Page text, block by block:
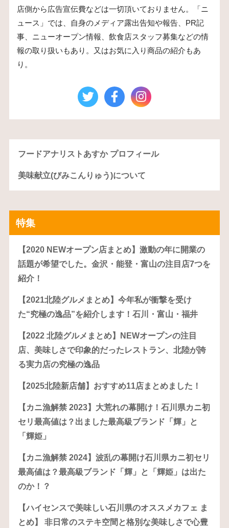
店側から広告宣伝費などは一切頂いておりません。「ニ
ュース」では、自身のメディア露出告知や報告、PR記
事、ニューオープン情報、飲食店スタッフ募集などの情
報の取り扱いもあり。又はお気に入り商品の紹介もあ
り。
フードアナリストあすか プロフィール
美味献立(びみこんりゅう)について
特集
【2020 NEWオープン店まとめ】激動の年に開業の
話題が希望でした。金沢・能登・富山の注目店7つを
紹介！
【2021北陸グルメまとめ】今年私が衝撃を受け
た“究極の逸品”を紹介します！石川・富山・福井
【2022 北陸グルメまとめ】NEWオープンの注目
店、美味しさで印象的だったレストラン、北陸が誇
る実力店の究極の逸品
【2025北陸新店舗】おすすめ11店まとめました！
【カニ漁解禁 2023】大荒れの幕開け！石川県カニ初
セリ最高値は？出ました最高級ブランド「輝」と
「輝姫」
【カニ漁解禁 2024】波乱の幕開け石川県カニ初セリ
最高値は？最高級ブランド「輝」と「輝姫」は出た
のか！？
【ハイセンスで美味しい石川県のオススメカフェ ま
とめ】 非日常のステキ空間と格別な美味しさで心豊